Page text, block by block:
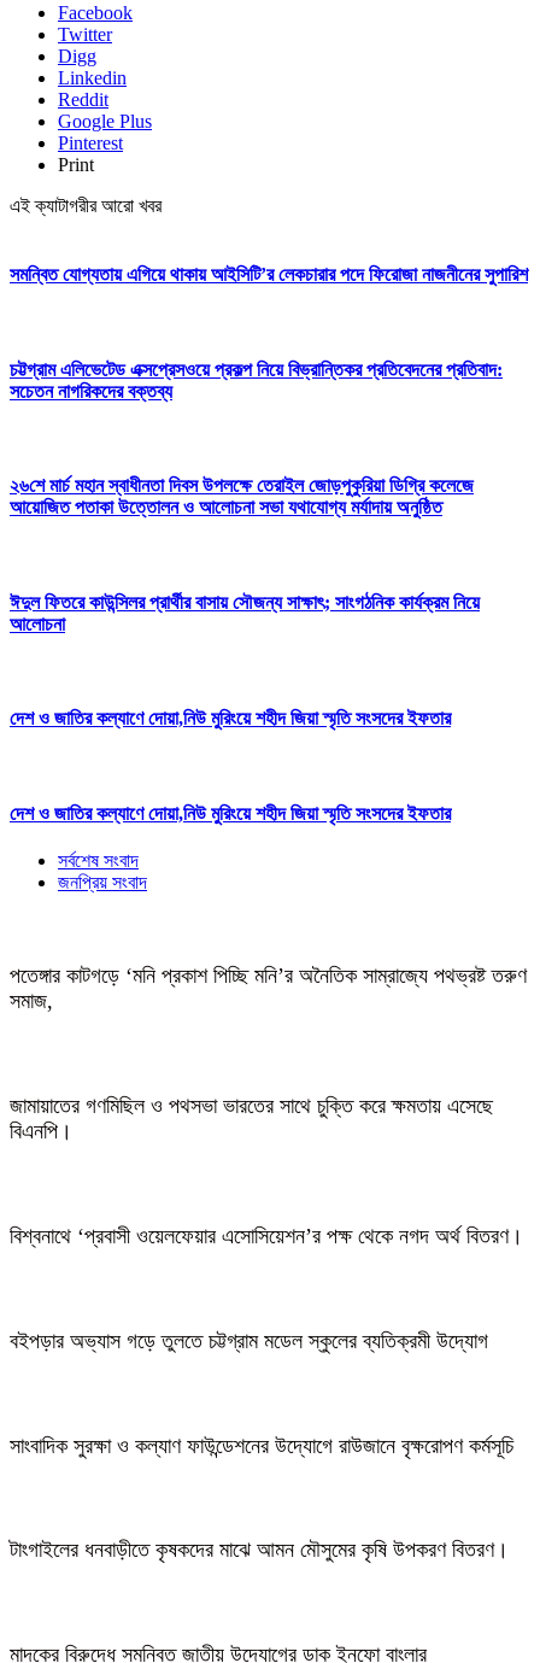
Facebook
Twitter
Digg
Linkedin
Reddit
Google Plus
Pinterest
Print
এই ক্যাটাগরীর আরো খবর
সমন্বিত যোগ্যতায় এগিয়ে থাকায় আইসিটি’র লেকচারার পদে ফিরোজা নাজনীনের সুপারিশ
চট্টগ্রাম এলিভেটেড এক্সপ্রেসওয়ে প্রকল্প নিয়ে বিভ্রান্তিকর প্রতিবেদনের প্রতিবাদ:
সচেতন নাগরিকদের বক্তব্য
২৬শে মার্চ মহান স্বাধীনতা দিবস উপলক্ষে তেরাইল জোড়পুকুরিয়া ডিগ্রি কলেজে
আয়োজিত পতাকা উত্তোলন ও আলোচনা সভা যথাযোগ্য মর্যাদায় অনুষ্ঠিত
ঈদুল ফিতরে কাউন্সিলর প্রার্থীর বাসায় সৌজন্য সাক্ষাৎ; সাংগঠনিক কার্যক্রম নিয়ে
আলোচনা
দেশ ও জাতির কল্যাণে দোয়া,নিউ মুরিংয়ে শহীদ জিয়া স্মৃতি সংসদের ইফতার
দেশ ও জাতির কল্যাণে দোয়া,নিউ মুরিংয়ে শহীদ জিয়া স্মৃতি সংসদের ইফতার
সর্বশেষ সংবাদ
জনপ্রিয় সংবাদ
পতেঙ্গার কাটগড়ে ‘মনি প্রকাশ পিচ্ছি মনি’র অনৈতিক সাম্রাজ্যে পথভ্রষ্ট তরুণ
সমাজ,
জামায়াতের গণমিছিল ও পথসভা ভারতের সাথে চুক্তি করে ক্ষমতায় এসেছে
বিএনপি।
বিশ্বনাথে ‘প্রবাসী ওয়েলফেয়ার এসোসিয়েশন’র পক্ষ থেকে নগদ অর্থ বিতরণ।
বইপড়ার অভ্যাস গড়ে তুলতে চট্টগ্রাম মডেল স্কুলের ব্যতিক্রমী উদ্যোগ
সাংবাদিক সুরক্ষা ও কল্যাণ ফাউন্ডেশনের উদ্যোগে রাউজানে বৃক্ষরোপণ কর্মসূচি
টাংগাইলের ধনবাড়ীতে কৃষকদের মাঝে আমন মৌসুমের কৃষি উপকরণ বিতরণ।
মাদকের বিরুদ্ধে সমন্বিত জাতীয় উদ্যোগের ডাক ইনফো বাংলার